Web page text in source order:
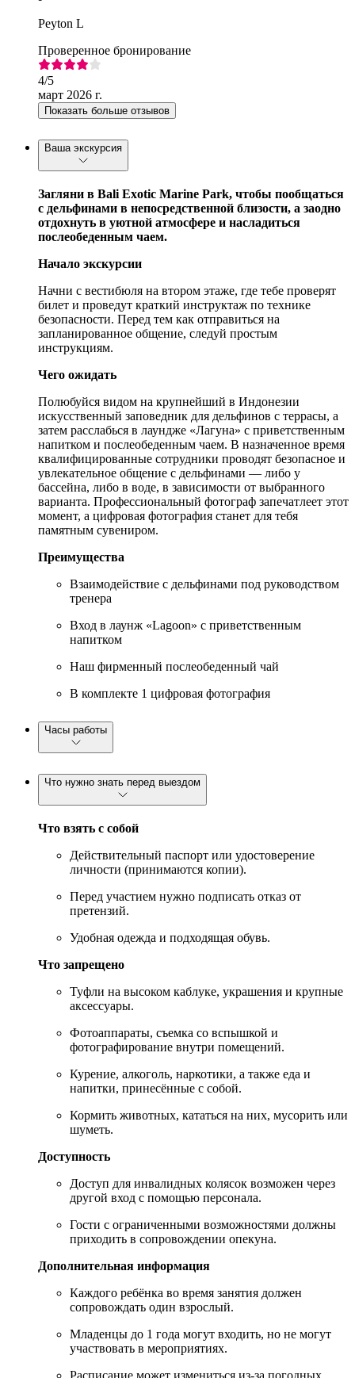
Peyton L
Проверенное бронирование
4/5
март 2026 г.
Показать больше отзывов
Ваша экскурсия
Загляни в Bali Exotic Marine Park, чтобы пообщаться
с дельфинами в непосредственной близости, а заодно
отдохнуть в уютной атмосфере и насладиться
послеобеденным чаем.
Начало экскурсии
Начни с вестибюля на втором этаже, где тебе проверят
билет и проведут краткий инструктаж по технике
безопасности. Перед тем как отправиться на
запланированное общение, следуй простым
инструкциям.
Чего ожидать
Полюбуйся видом на крупнейший в Индонезии
искусственный заповедник для дельфинов с террасы, а
затем расслабься в лаундже «Лагуна» с приветственным
напитком и послеобеденным чаем. В назначенное время
квалифицированные сотрудники проводят безопасное и
увлекательное общение с дельфинами — либо у
бассейна, либо в воде, в зависимости от выбранного
варианта. Профессиональный фотограф запечатлеет этот
момент, а цифровая фотография станет для тебя
памятным сувениром.
Преимущества
Взаимодействие с дельфинами под руководством
тренера
Вход в лаунж «Lagoon» с приветственным
напитком
Наш фирменный послеобеденный чай
В комплекте 1 цифровая фотография
Часы работы
Что нужно знать перед выездом
Что взять с собой
Действительный паспорт или удостоверение
личности (принимаются копии).
Перед участием нужно подписать отказ от
претензий.
Удобная одежда и подходящая обувь.
Что запрещено
Туфли на высоком каблуке, украшения и крупные
аксессуары.
Фотоаппараты, съемка со вспышкой и
фотографирование внутри помещений.
Курение, алкоголь, наркотики, а также еда и
напитки, принесённые с собой.
Кормить животных, кататься на них, мусорить или
шуметь.
Доступность
Доступ для инвалидных колясок возможен через
другой вход с помощью персонала.
Гости с ограниченными возможностями должны
приходить в сопровождении опекуна.
Дополнительная информация
Каждого ребёнка во время занятия должен
сопровождать один взрослый.
Младенцы до 1 года могут входить, но не могут
участвовать в мероприятиях.
Расписание может измениться из-за погодных